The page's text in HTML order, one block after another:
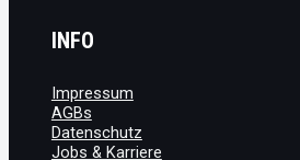
INFO
Impressum
AGBs
Datenschutz
Jobs & Karriere